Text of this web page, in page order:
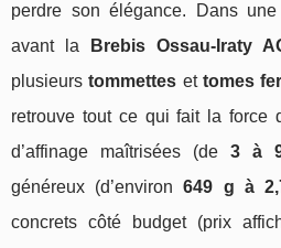
perdre son élégance. Dans
avant la
Brebis Ossau‑Iraty
plusieurstommettes et tomes
retrouve tout ce qui fait la force
d’affinage maîtrisées (de3 à
généreux (d’environ649 g à
concrets côté budget (prix